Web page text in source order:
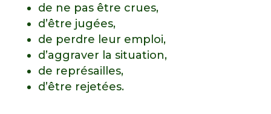
de ne pas être crues,
d’être jugées,
de perdre leur emploi,
d’aggraver la situation,
de représailles,
d’être rejetées.